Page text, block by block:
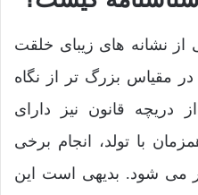
نشانه های زیبای خلقت
در مقیاس بزرگ تر از نگاه
دریچه قانون نیز دارای
با تولد، انجام برخی
می شود. بدیهی است این